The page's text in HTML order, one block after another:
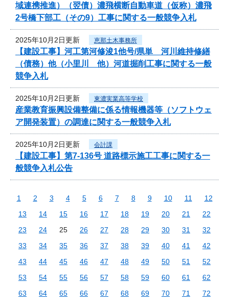
域連携推進）（翌債）濃飛横断自動車道（仮称）濃飛
2号橋下部工（その9）工事に関する一般競争入札
2025年10月2日更新 恵那土木事務所
【建設工事】河工第河修浚1他号/県単 河川維持修繕
（債務）他（小里川 他）河道掘削工事に関する一般
競争入札
2025年10月2日更新 東濃実業高等学校
産業教育振興設備整備に係る情報機器等（ソフトウェ
ア開発装置）の調達に関する一般競争入札
2025年10月2日更新 会計課
【建設工事】第7-136号 道路標示施工工事に関する一
般競争入札公告
1 2 3 4 5 6 7 8 9 10 11
12
13
14 15 16 17 18 19 20 21
22
23
24 25 26 27 28 29 30 31
32
33
34 35 36 37 38 39 40 41
42
43
44 45 46 47 48 49 50 51
52
53
54 55 56 57 58 59 60 61
62
63
64 65 66 67 68 69 70 71
72